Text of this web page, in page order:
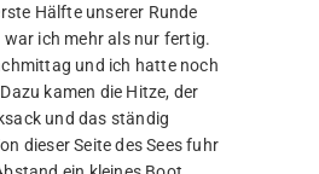
Hälfte unserer Runde
ich mehr als nur fertig.
und ich hatte noch
kamen die Hitze, der
und das ständig
dieser Seite des Sees fuhr